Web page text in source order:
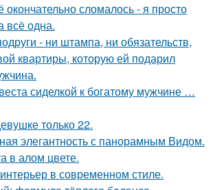
окончательно сломалось - я просто
всё одна.
- ни штампа, ни обязательств,
квартиры, которую ей подарил
сиделкой к богатому мужчине …
только 22.
элегантность с панорамным Видом.
в алом цвете.
в современном стиле.